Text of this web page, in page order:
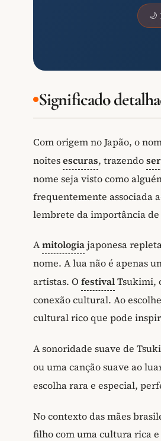
🌙
Significado
Com origem no Japão, o
noitesescuras, trazendo
nome seja visto como
frequentemente associada
lembrete da importância
Amitologiajaponesa
nome. A lua não é apenas
artistas. O festivalTsukimi,
conexão cultural. Ao
cultural rico que pode
A sonoridade suave de
ou uma canção suave ao
escolha rara e especial,
No contexto das mães
filho com uma cultura rica